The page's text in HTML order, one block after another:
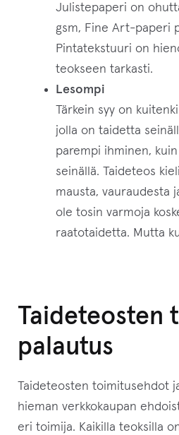
Julistepaperi on
gsm, Fine Art-paperi
Pintatekstuuri on
teokseen tarkasti.
Lesompi
Tärkein syy on
jolla on taidetta
parempi ihminen,
seinällä. Taideteos
mausta, vauraudesta
ole tosin varmoja
raatotaidetta. Mutta
Taideteosten
palautus
Taideteosten toimitusehdot
hieman verkkokaupan
eri toimija. Kaikilla teoksilla